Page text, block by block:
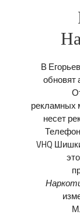
В
обновят
рекламных
несет
VHQ